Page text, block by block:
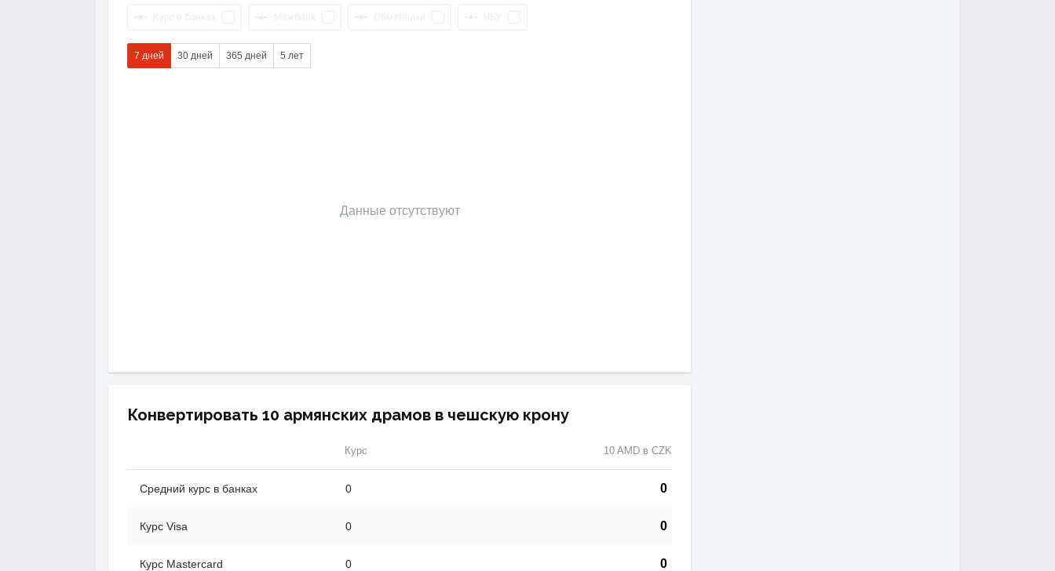
7 дней 30 дней 365 дней 5 лет
Данные отсутствуют
Конвертировать 10 армянских драмов в чешскую крону
Курс 10 AMD в CZK
Средний курс в банках 0 0
Курс Visa 0 0
Курс Mastercard 0 0